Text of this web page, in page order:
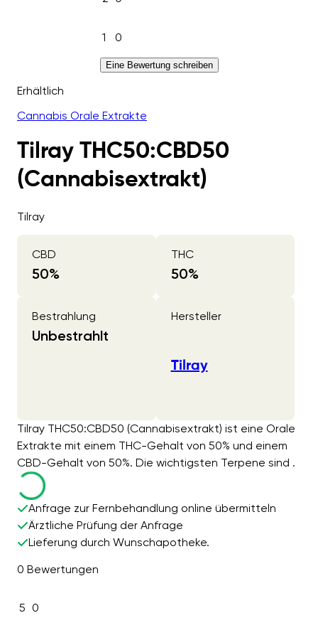
1 0
Eine Bewertung schreiben
Erhältlich
Cannabis Orale Extrakte
Tilray THC50:CBD50
(Cannabisextrakt)
Tilray
CBD
50%
THC
50%
Bestrahlung
Unbestrahlt
Hersteller
Tilray
Tilray THC50:CBD50 (Cannabisextrakt) ist eine Orale
Extrakte mit einem THC-Gehalt von 50% und einem
CBD-Gehalt von 50%. Die wichtigsten Terpene sind .
Anfrage zur Fernbehandlung online übermitteln
Ärztliche Prüfung der Anfrage
Lieferung durch Wunschapotheke.
0 Bewertungen
5 0